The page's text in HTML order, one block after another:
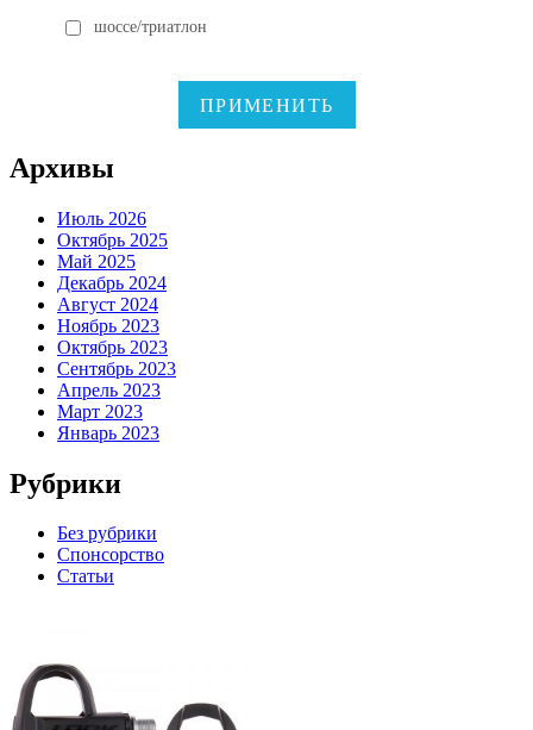
шоссе/триатлон
ПРИМЕНИТЬ
Архивы
Июль 2026
Октябрь 2025
Май 2025
Декабрь 2024
Август 2024
Ноябрь 2023
Октябрь 2023
Сентябрь 2023
Апрель 2023
Март 2023
Январь 2023
Рубрики
Без рубрики
Спонсорство
Статьи